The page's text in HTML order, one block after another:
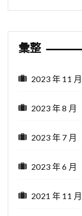
彙整
2023 年 11 月
2023 年 8 月
2023 年 7 月
2023 年 6 月
2021 年 11 月